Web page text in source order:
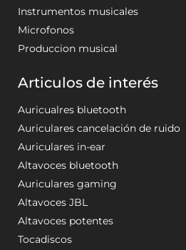
Instrumentos musicales
Microfonos
Produccion musical
Articulos de interés
Auricualres bluetooth
Auriculares cancelación de ruido
Auriculares in-ear
Altavoces bluetooth
Auriculares gaming
Altavoces JBL
Altavoces potentes
Tocadiscos